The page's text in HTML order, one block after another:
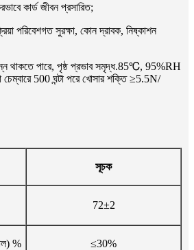
কার্ড জীবন প্রসারিত;
পরিবেশগত সুরক্ষা, কোন দ্রাবক, নিষ্কাশন
থাকতে পারে, পৃষ্ঠ প্রভাব সমৃদ্ধ.85℃, 95%RH
চেম্বারে 500 ঘন্টা পরে খোসার শক্তি ≥5.5N/
সূচক
72±2
% ≤30%